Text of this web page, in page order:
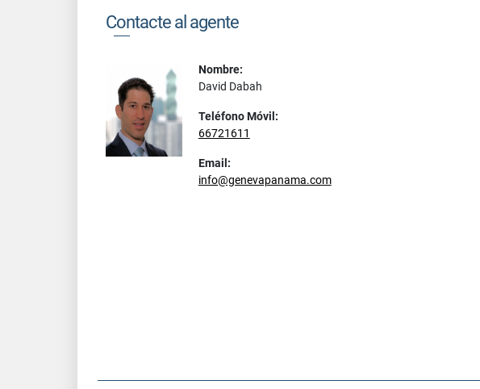
Contacte al agente
Nombre:
David Dabah
Teléfono Móvil:
66721611
Email:
info@genevapanama.com